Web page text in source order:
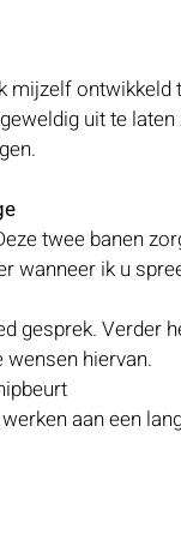
uit te
twee banen
wanneer ik u
gesprek. Verder
wensen hiervan.
aan een